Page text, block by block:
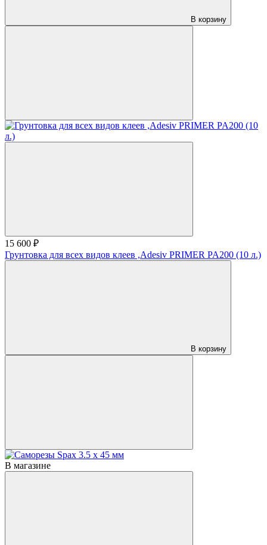
В корзину
15 600 ₽
Грунтовка для всех видов клеев ,Adesiv PRIMER PA200 (10 л.)
В корзину
В магазине